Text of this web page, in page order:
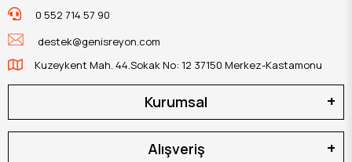
0 552 714 57 90
destek@genisreyon.com
Kuzeykent Mah. 44.Sokak No: 12 37150 Merkez-Kastamonu
Kurumsal
Alışveriş